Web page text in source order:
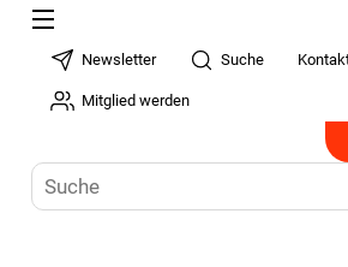
Newsletter Suche
Mitglied werden